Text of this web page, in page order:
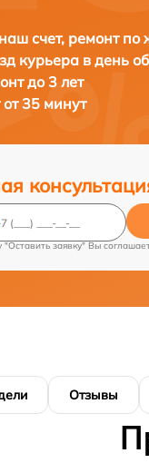
счет, ремонт
курьера в день
до 3 лет
35 минут
заявку" Вы
Отзывы